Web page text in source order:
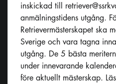
inskickad till
anmälningstidens utgång.
Retrievermästerskapet ska
Sverige och vara tagna
utgång. De 5 bästa
under innevarande
före aktuellt mästerskap.